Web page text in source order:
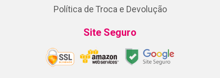
Política de Troca e Devolução
Site Seguro